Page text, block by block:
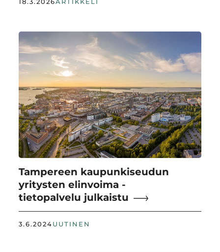
Tampereen kaupunkiseudun
yritysten elinvoima -
tietopalvelu julkaistu
3.6.2024UUTINEN